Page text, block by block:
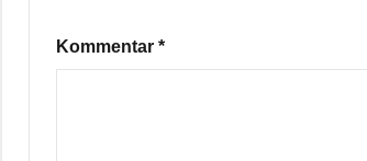
Kommentar *